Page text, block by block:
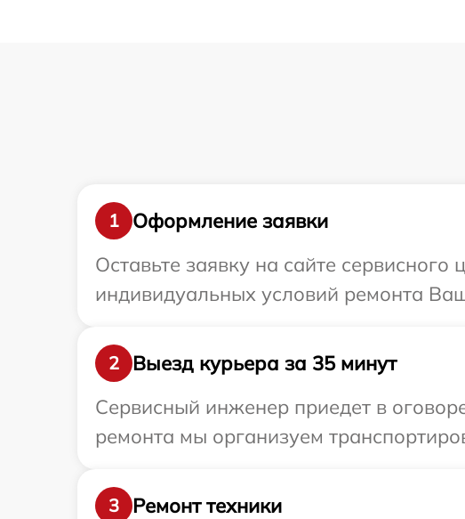
1
Оформление заявки
Оставьте заявку на сайте
индивидуальных условий ремонта
2
Выезд курьера за 35 минут
Сервисный инженер приедет в
ремонта мы организуем
3
Ремонт техники